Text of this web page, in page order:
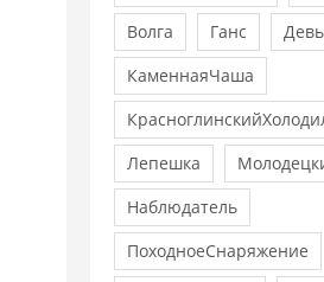
Волга
Ганс
КаменнаяЧаша
Лепешка
Наблюдатель
ПоходноеСнаряжение